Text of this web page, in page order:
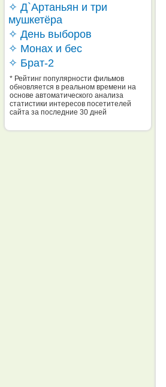
✧ Д`Артаньян и три
мушкетёра
✧ День выборов
✧ Монах и бес
✧ Брат-2
* Рейтинг популярности фильмов
обновляется в реальном времени на
основе автоматического анализа
статистики интересов посетителей
сайта за последние 30 дней